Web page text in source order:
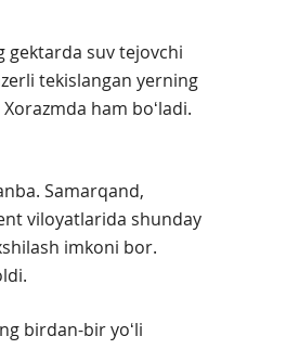
gektarda suv tejovchi
tekislangan yerning
ham boʻladi.
Samarqand,
viloyatlarida shunday
imkoni bor.
birdan-bir yoʻli